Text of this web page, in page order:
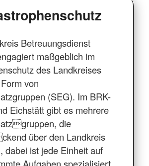
Betreuungsdienst
maßgeblich im
des Landkreises
von
(SEG). Im BRK-
Eichstätt gibt es mehrere
die
über den Landkreis
dabei ist jede Einheit auf